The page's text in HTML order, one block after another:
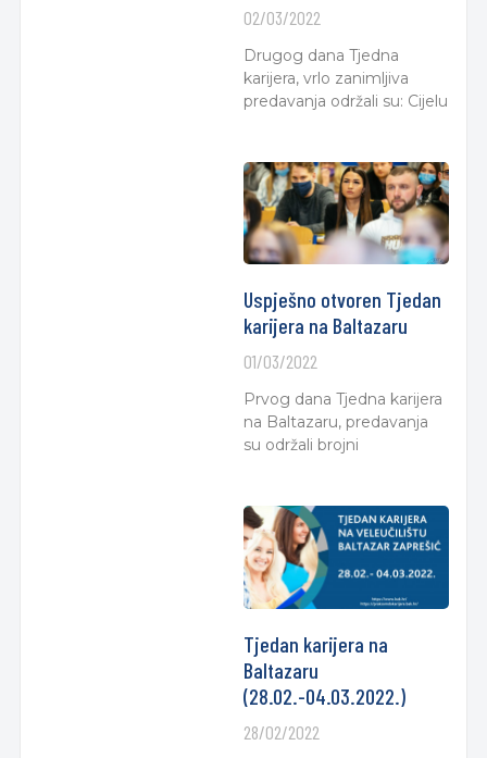
02/03/2022
Drugog dana Tjedna
karijera, vrlo zanimljiva
predavanja održali su: Cijelu
Uspješno otvoren Tjedan
karijera na Baltazaru
01/03/2022
Prvog dana Tjedna karijera
na Baltazaru, predavanja
su održali brojni
Tjedan karijera na
Baltazaru
(28.02.-04.03.2022.)
28/02/2022